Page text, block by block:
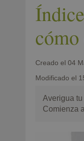
Creado el 04
Modificado el
Averigua
Comienza